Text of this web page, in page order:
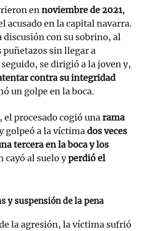
ennoviembre de 2021,
acusado en la capital navarra.
con su sobrino, al
puñetazos sin llegar a
se dirigió a la joven y,
contra su integridad
un golpe en la boca.
procesado cogió unarama
golpeó a la víctimados veces
tercera en la boca y los
cayó al suelo yperdió el
y suspensión de la pena
la agresión, la víctima sufrió